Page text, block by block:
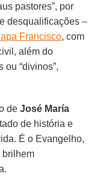
pastores”, por
desqualificações –
Francisco, com
além do
“divinos”,
deJosé María
de história e
É o Evangelho,
brilhem